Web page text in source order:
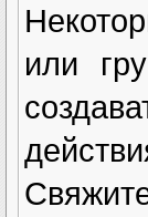
или